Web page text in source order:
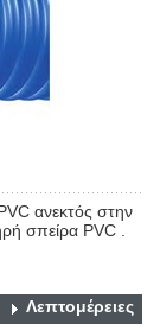
ανεκτός στην
σπείρα PVC .
Λεπτομέρειες